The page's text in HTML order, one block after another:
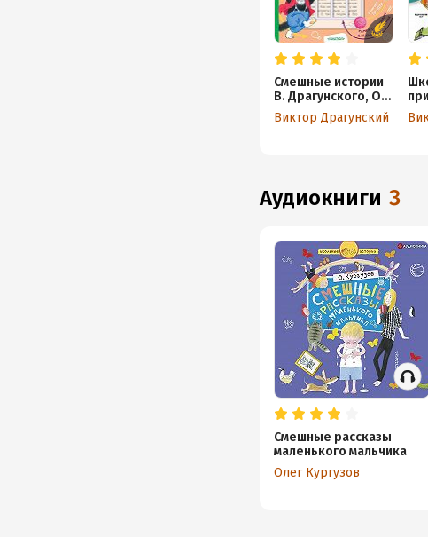
Смешные истории
В. Драгунского, О.
Кургузова, М.
Дружининой.
Виктор Драгунский
аудиокниги 3
Смешные рассказы
маленького мальчика
Олег Кургузов